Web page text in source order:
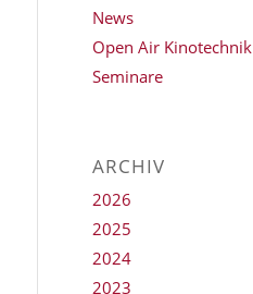
News
Open Air Kinotechnik
Seminare
ARCHIV
2026
2025
2024
2023